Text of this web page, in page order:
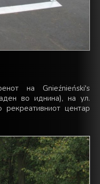
на Gnieźnieński's
во иднина), на ул.
центар